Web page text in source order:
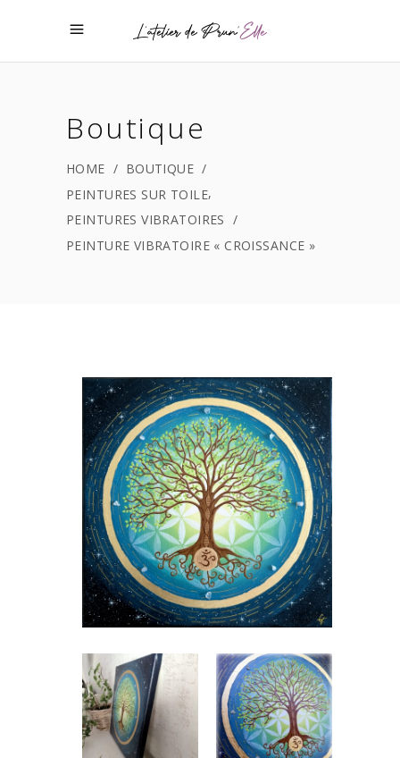
Boutique
HOME / BOUTIQUE /
PEINTURES SUR TOILE,
PEINTURES VIBRATOIRES /
PEINTURE VIBRATOIRE « CROISSANCE »